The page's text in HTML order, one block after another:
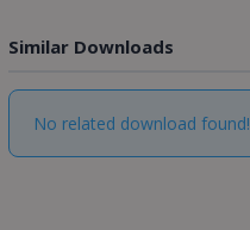
Similar Downloads
No related download found!